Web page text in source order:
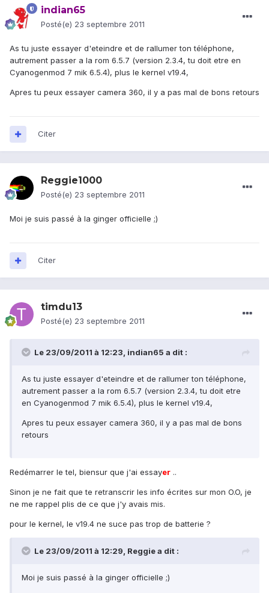
indian65
Posté(e) 23 septembre 2011
As tu juste essayer d'eteindre et de rallumer ton téléphone,
autrement passer a la rom 6.5.7 (version 2.3.4, tu doit etre en
Cyanogenmod 7 mik 6.5.4), plus le kernel v19.4,
Apres tu peux essayer camera 360, il y a pas mal de bons retours
Citer
Reggie1000
Posté(e) 23 septembre 2011
Moi je suis passé à la ginger officielle ;)
Citer
timdu13
Posté(e) 23 septembre 2011
Le 23/09/2011 à 12:23, indian65 a dit :
As tu juste essayer d'eteindre et de rallumer ton téléphone,
autrement passer a la rom 6.5.7 (version 2.3.4, tu doit etre
en Cyanogenmod 7 mik 6.5.4), plus le kernel v19.4,
Apres tu peux essayer camera 360, il y a pas mal de bons
retours
Redémarrer le tel, biensur que j'ai essayer ..
Sinon je ne fait que te retranscrir les info écrites sur mon O.O, je
ne me rappel plis de ce que j'y avais mis.
pour le kernel, le v19.4 ne suce pas trop de batterie ?
Le 23/09/2011 à 12:29, Reggie a dit :
Moi je suis passé à la ginger officielle ;)